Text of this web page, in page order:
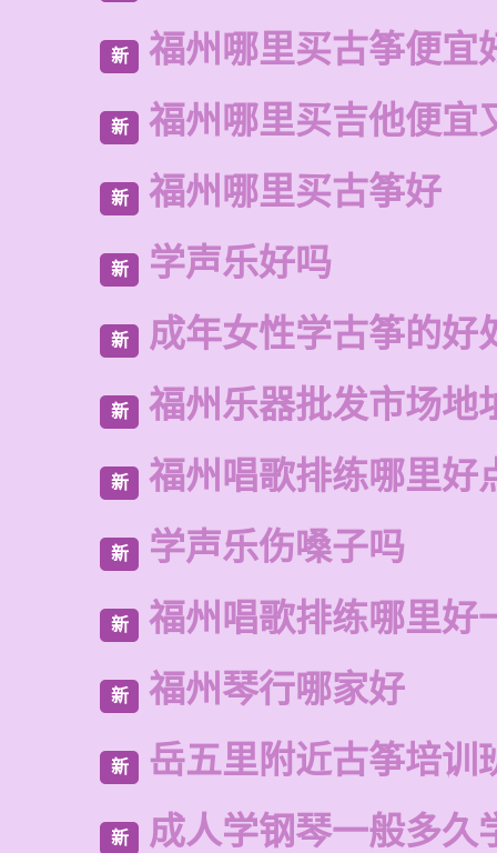
新 福州哪里买古筝便宜
新 福州哪里买吉他便宜
新 福州哪里买古筝好
新 学声乐好吗
新 成年女性学古筝的好
新 福州乐器批发市场地
新 福州唱歌排练哪里好
新 学声乐伤嗓子吗
新 福州唱歌排练哪里好
新 福州琴行哪家好
新 岳五里附近古筝培训
新 成人学钢琴一般多久